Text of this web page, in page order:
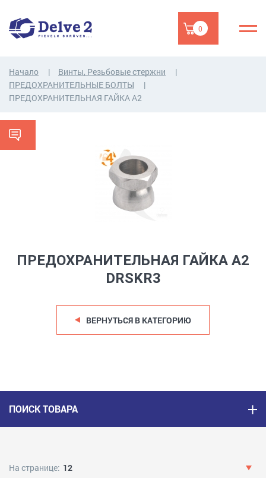
0
Начало
Винты, Резьбовые стержни
ПРЕДОХРАНИТЕЛЬНЫЕ БОЛТЫ
ПРЕДОХРАНИТЕЛЬНАЯ ГАЙКА A2
ПРЕДОХРАНИТЕЛЬНАЯ ГАЙКА A2
DRSKR3
ВЕРНУТЬСЯ В КАТЕГОРИЮ
ПОИСК ТОВАРА
На странице: 12